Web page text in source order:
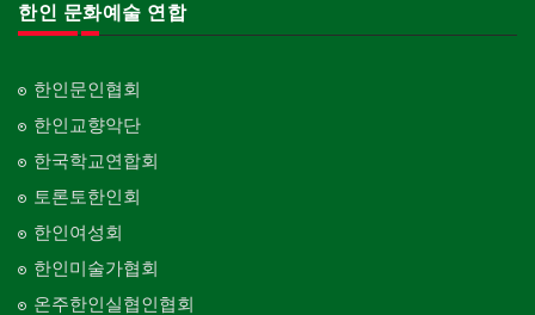
한인 문화예술 연합
한인문인협회
한인교향악단
한국학교연합회
토론토한인회
한인여성회
한인미술가협회
온주한인실협인협회